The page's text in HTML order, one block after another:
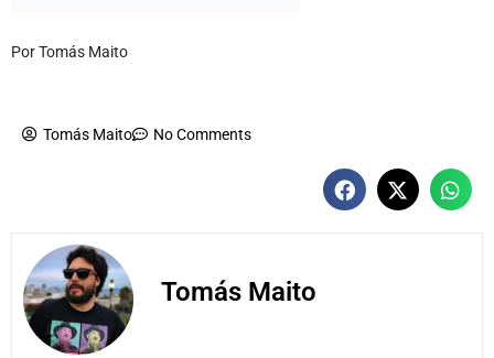
Prev
ANTERIOR